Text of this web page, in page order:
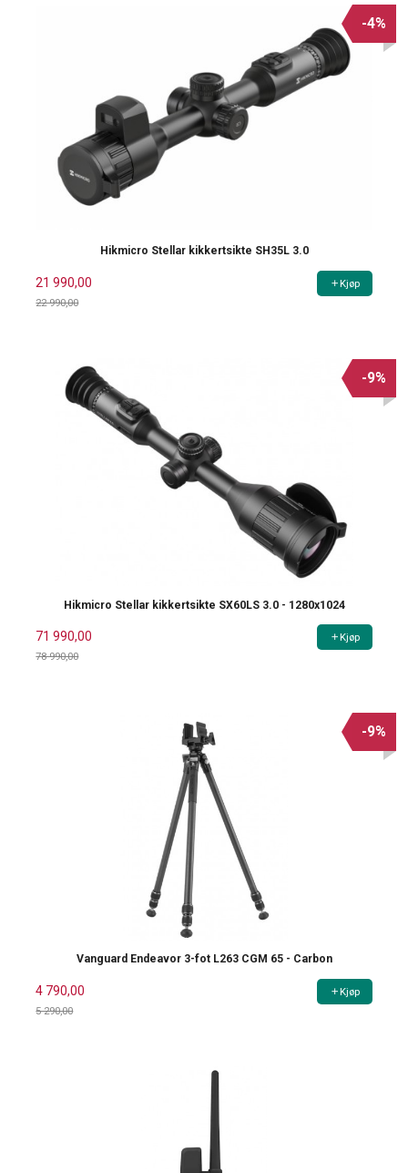
Hikmicro Stellar kikkertsikte SH35L 3.0
21 990,00
22 990,00
-4%
Kjøp
Hikmicro Stellar kikkertsikte SX60LS 3.0 - 1280x1024
71 990,00
78 990,00
-9%
Kjøp
Vanguard Endeavor 3-fot L263 CGM 65 - Carbon
4 790,00
5 290,00
-9%
Kjøp